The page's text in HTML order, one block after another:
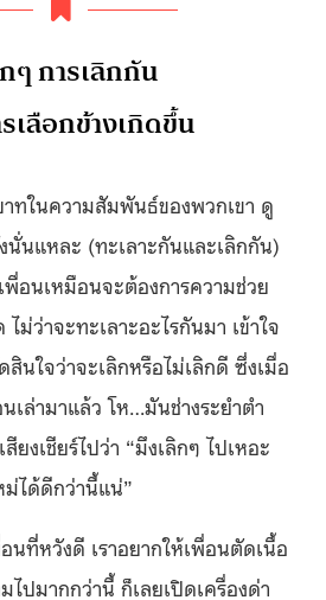
ๆ การเลิกกัน
เลือกข้างเกิดขึ้น
าทในความสัมพันธ์ของพวกเขา ดู
นั่นแหละ (ทะเลาะกันและเลิกกัน)
พื่อนเหมือนจะต้องการความช่วย
ม่ว่าจะทะเลาะอะไรกันมา เข้าใจ
นใจว่าจะเลิกหรือไม่เลิกดี ซึ่งเมื่อ
เล่ามาแล้ว โห…มันช่างระยำตำ
ยงเชียร์ไปว่า “มึงเลิกๆ ไปเหอะ
ม่ได้ดีกว่านี้แน่”
นที่หวังดี เราอยากให้เพื่อนตัดเนื้อ
ไปมากกว่านี้ ก็เลยเปิดเครื่องด่า